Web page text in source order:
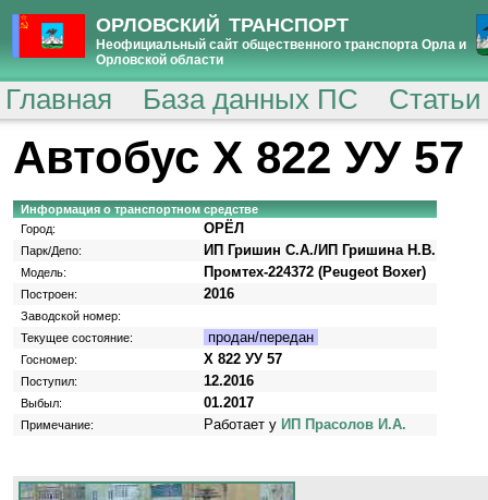
ОРЛОВСКИЙ ТРАНСПОРТ
Неофициальный сайт общественного транспорта Орла и
Орловской области
Главная База данных ПС
Автобус Х 822 УУ 57
Информация о транспортном средстве
Город:
ОРЁЛ
Парк/Депо: ИП Гришин С.А./ИП Гришина Н.В.
Модель: Промтех-224372 (Peugeot Boxer)
Построен: 2016
Заводской номер:
Текущее состояние:
продан/передан
Госномер: Х 822 УУ 57
Поступил: 12.2016
Выбыл: 01.2017
Примечание: Работает у ИП Прасолов И.А.